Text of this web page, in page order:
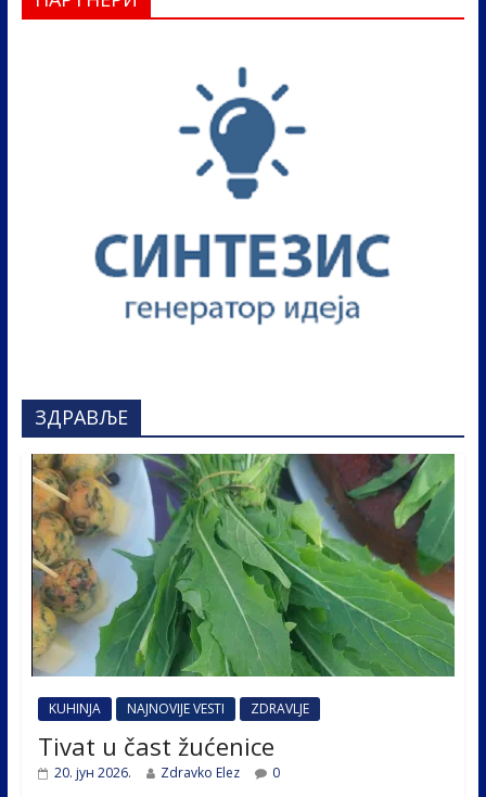
ЗДРАВЉЕ
KUHINJA NAJNOVIJE VESTI ZDRAVLJE
Tivat u čast žućenice
20. јун 2026. Zdravko Elez 0